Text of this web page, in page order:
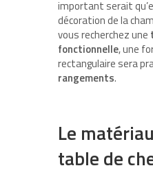
important serait
décoration de la
vous recherchez une
fonctionnelle, une
rectangulaire sera
rangements.
Le
table de